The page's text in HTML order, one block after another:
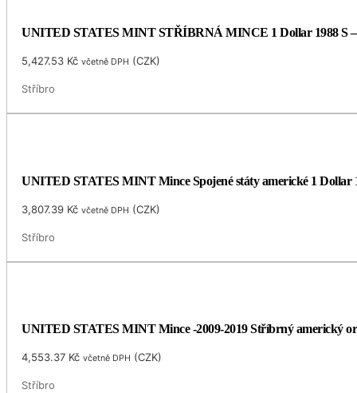
UNITED STATES MINT STŘÍBRNÁ MINCE 1 Dollar 1988 S
5,427.53 Kč včetně DPH (CZK)
Stříbro
UNITED STATES MINT Mince Spojené státy americké 1 Dollar
3,807.39 Kč včetně DPH (CZK)
Stříbro
UNITED STATES MINT Mince -2009-2019 Stříbrný americký
4,553.37 Kč včetně DPH (CZK)
Stříbro